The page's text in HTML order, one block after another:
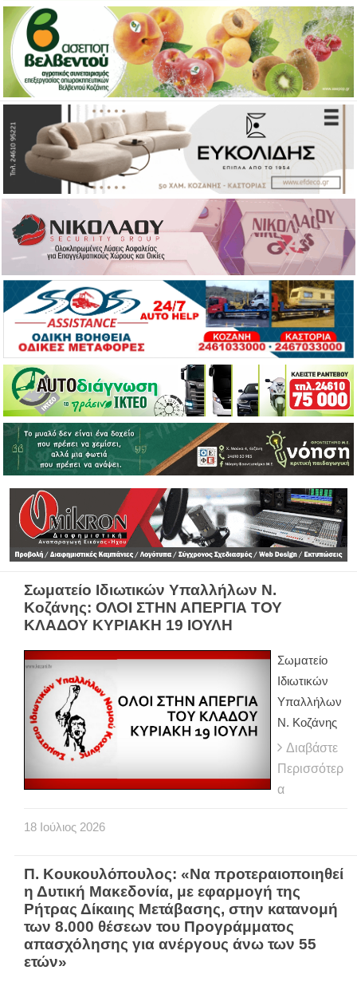
Σωματείο Ιδιωτικών Υπαλλήλων Ν.
Κοζάνης: ΟΛΟΙ ΣΤΗΝ ΑΠΕΡΓΙΑ ΤΟΥ
ΚΛΑΔΟΥ ΚΥΡΙΑΚΗ 19 ΙΟΥΛΗ
Σωματείο
Ιδιωτικών
Υπαλλήλων
Ν. Κοζάνης
Διαβάστε
Περισσότερ
α
18 Ιούλιος 2026
Π. Κουκουλόπουλος: «Να προτεραιοποιηθεί
η Δυτική Μακεδονία, με εφαρμογή της
Ρήτρας Δίκαιης Μετάβασης, στην κατανομή
των 8.000 θέσεων του Προγράμματος
απασχόλησης για ανέργους άνω των 55
ετών»